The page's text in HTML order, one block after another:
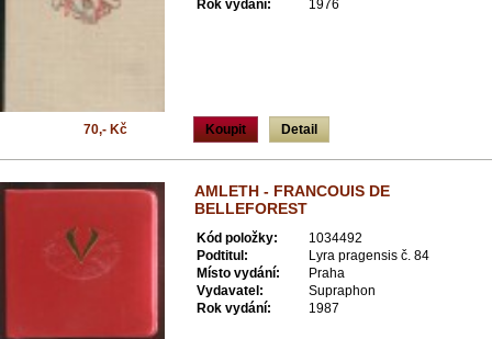
Rok vydání: 1976
Koupit Detail
70,- Kč
AMLETH - FRANCOUIS DE
BELLEFOREST
Kód položky:
1034492
Podtitul:
Lyra pragensis č. 84
Místo vydání:
Praha
Vydavatel:
Supraphon
Rok vydání:
1987